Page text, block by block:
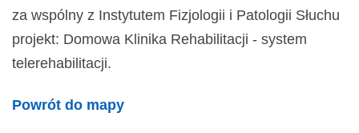
za wspólny z Instytutem Fizjologii i Patologii Słuchu
projekt: Domowa Klinika Rehabilitacji - system
telerehabilitacji.
Powrót do mapy